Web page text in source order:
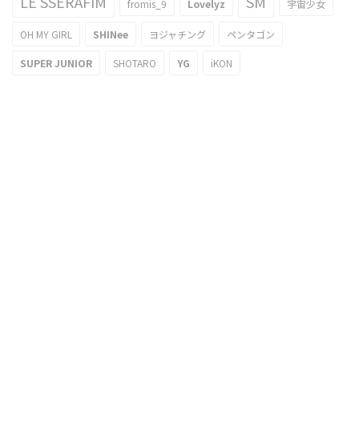
fromis_9 Lovelyz 宇宙少女
OH MY GIRL SHINee ヨジャチング ペンタゴン
SUPER JUNIOR SHOTARO YG iKON